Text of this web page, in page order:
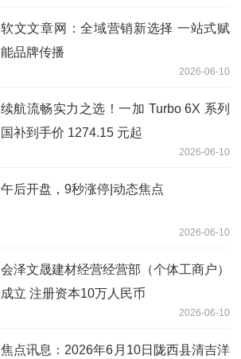
软文文章网：全域营销新选择 一站式赋
能品牌传播
2026-06-10
续航流畅实力之选！一加 Turbo 6X 系列
国补到手价 1274.15 元起
2026-06-10
午后开盘，9秒涨停|动态焦点
2026-06-10
会泽文晟建材经营经营部（个体工商户）
成立 注册资本10万人民币
2026-06-10
焦点讯息：2026年6月10日陇西县清吉洋